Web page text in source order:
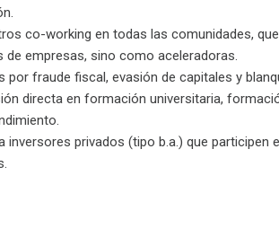
co-working en todas las comunidades,
empresas, sino como aceleradoras.
por fraude fiscal, evasión de capitales y
directa en formación universitaria,
inversores privados (tipo b.a.) que participen